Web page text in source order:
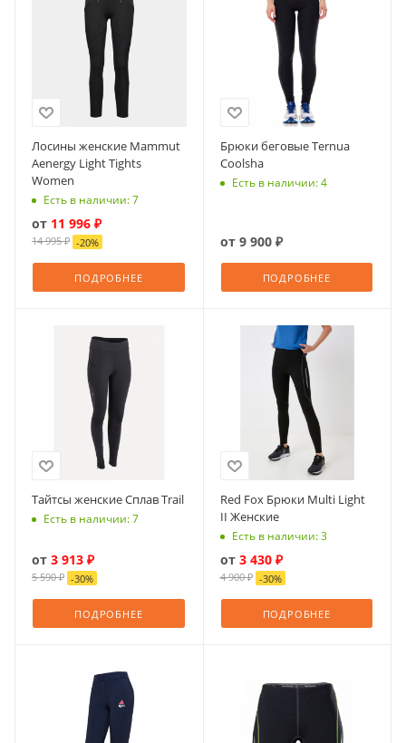
Лосины женские Mammut
Aenergy Light Tights
Women
Есть в наличии: 7
от 11 996 ₽
14 995 ₽ -20%
ПОДРОБНЕЕ
Брюки беговые Ternua
Coolsha
Есть в наличии: 4
от 9 900 ₽
ПОДРОБНЕЕ
Тайтсы женские Сплав Trail
Есть в наличии: 7
от 3 913 ₽
5 590 ₽ -30%
ПОДРОБНЕЕ
Red Fox Брюки Multi Light
II Женские
Есть в наличии: 3
от 3 430 ₽
4 900 ₽ -30%
ПОДРОБНЕЕ